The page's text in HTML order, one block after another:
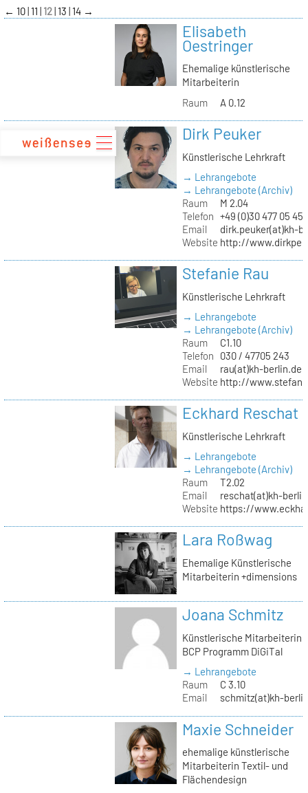
zum
Inhalt
← 10 11 12 13 14 →
Elisabeth
Oestringer
Ehemalige künstlerische
Mitarbeiterin
Raum
A 0.12
Dirk Peuker
Künstlerische Lehrkraft
→ Lehrangebote
→ Lehrangebote (Archiv)
Raum
M 2.04
Telefon +49 (0)30 477 05
Email
dirk.peuker(at)kh-
Website http://
Stefanie Rau
Künstlerische Lehrkraft
→ Lehrangebote
→ Lehrangebote (Archiv)
Raum
C1.10
Telefon
030 / 47705 243
Email
rau(at)kh-berlin.de
Website http://
Eckhard Reschat
Künstlerische Lehrkraft
→ Lehrangebote
→ Lehrangebote (Archiv)
Raum
T2.02
Email
reschat(at)kh-
Website https://
Lara Roßwag
Ehemalige Künstlerische
Mitarbeiterin +dimensions
Joana Schmitz
Künstlerische Mitarbeiterin
BCP Programm DiGiTal
→ Lehrangebote
Raum
C 3.10
Email
schmitz(at)kh-
Maxie Schneider
ehemalige künstlerische
Mitarbeiterin Textil- und
Flächendesign